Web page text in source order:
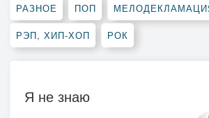
РАЗНОЕ ПОП
РЭП, ХИП-ХОП РОК
Я не знаю